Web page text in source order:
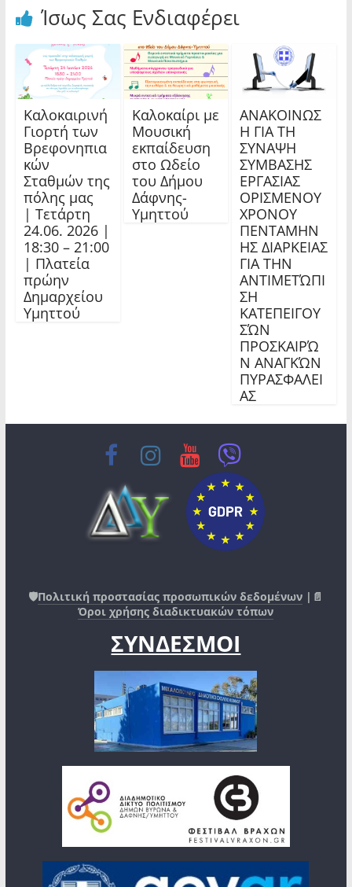
Ίσως Σας Ενδιαφέρει
Καλοκαιρινή
Γιορτή των
Βρεφονηπια
κών
Σταθμών της
πόλης μας
| Τετάρτη
24.06. 2026 |
18:30 – 21:00
| Πλατεία
πρώην
Δημαρχείου
Υμηττού
Καλοκαίρι με
Μουσική
εκπαίδευση
στο Ωδείο
του Δήμου
Δάφνης-
Υμηττού
ΑΝΑΚΟΙΝΩΣ
Η ΓΙΑ ΤΗ
ΣΥΝΑΨΗ
ΣΥΜΒΑΣΗΣ
ΕΡΓΑΣΙΑΣ
ΟΡΙΣΜΕΝΟΥ
ΧΡΟΝΟΥ
ΠΕΝΤΑΜΗΝ
ΗΣ ΔΙΑΡΚΕΙΑΣ
ΓΙΑ ΤΗΝ
ΑΝΤΙΜΕΤΏΠΙ
ΣΗ
ΚΑΤΕΠΕΙΓΟΥ
ΣΏΝ
ΠΡΟΣΚΑΙΡΏ
Ν ΑΝΑΓΚΏΝ
ΠΥΡΑΣΦΑΛΕΙ
ΑΣ
🛡️Πολιτική προστασίας προσωπικών δεδομένων |📄
Όροι χρήσης διαδικτυακών τόπων
ΣΥΝΔΕΣΜΟΙ